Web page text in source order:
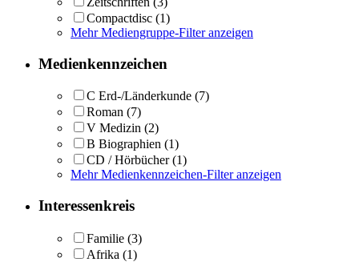
Compactdisc (1)
Mehr Mediengruppe-Filter anzeigen
Medienkennzeichen
C Erd-/Länderkunde (7)
Roman (7)
V Medizin (2)
B Biographien (1)
CD / Hörbücher (1)
Mehr Medienkennzeichen-Filter anzeigen
Interessenkreis
Familie (3)
Afrika (1)